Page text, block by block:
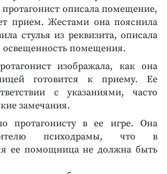
описала помещение,
прием. Жестами она пояснила
стулья из реквизита, описала
помещения.
изображала, как она
готовится к приему. Ее
с указаниями, часто
замечания.
протагонисту в ее игре. Она
психодрамы, что в
ее помощница не должна быть